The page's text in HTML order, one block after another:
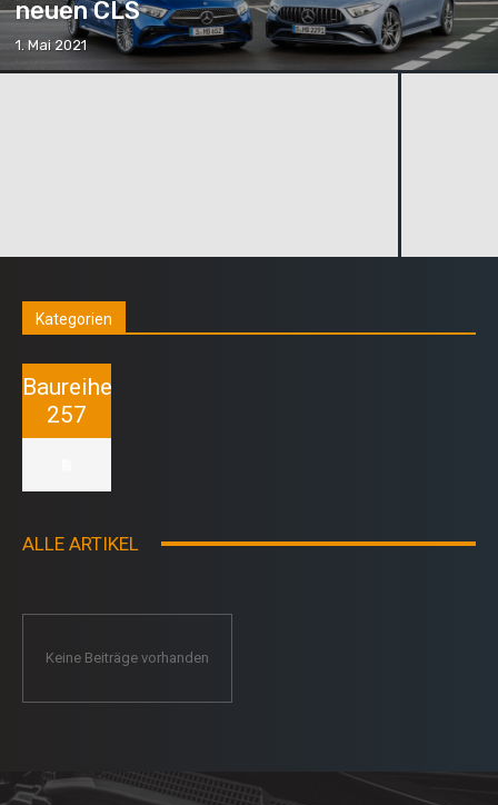
neuen CLS
1. Mai 2021
Kategorien
Baureihe
257
ALLE ARTIKEL
Keine Beiträge vorhanden